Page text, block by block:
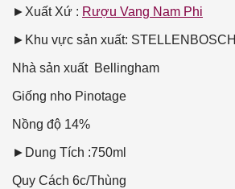
►Xuất Xứ : Rượu Vang Nam Phi
►Khu vực sản xuất: STELLENBOSCH
Nhà sản xuất Bellingham
Giống nho Pinotage
Nồng độ 14%
►Dung Tích :750ml
Quy Cách 6c/Thùng